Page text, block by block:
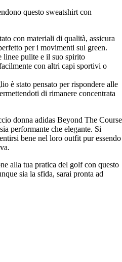
questo sweatshirt con
con materiali di qualità, assicura
per i movimenti sul green.
linee pulite e il suo spirito
con altri capi sportivi o
è stato pensato per rispondere alle
di rimanere concentrata
donna adidas Beyond The Course
performante che elegante. Si
bene nel loro outfit pur essendo
alla tua pratica del golf con questo
sia la sfida, sarai pronta ad